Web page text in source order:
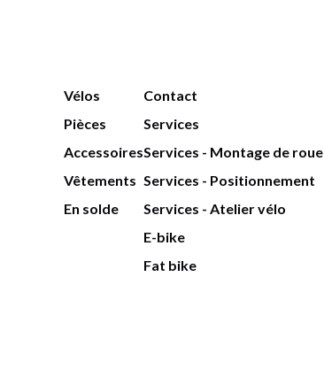
Vélos
Pièces
Accessoires
Vêtements
En solde
Contact
Services
Services - Montage de roue
Services - Positionnement
Services - Atelier vélo
E-bike
Fat bike